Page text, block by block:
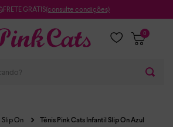
FRETE GRÁTIS(consulte condições)
0
Slip On Tênis Pink Cats Infantil Slip On Azul